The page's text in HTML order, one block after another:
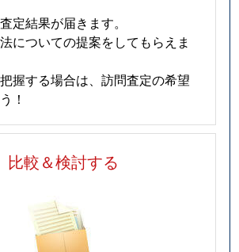
定結果が届きます。
についての提案をしてもらえま
握する場合は、訪問査定の希望
！
比較＆検討する